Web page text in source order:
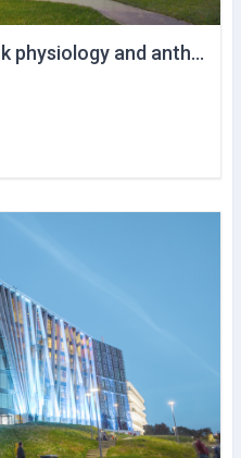
BiolB009 : Basics of work physiology and anthropometry